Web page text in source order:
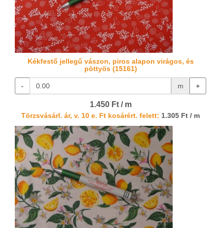
Kékfestő jellegű vászon, piros alapon virágos, és
pöttyös (15161)
- m +
1.450 Ft / m
Törzsvásárl. ár, v. 10 e. Ft kosárért. felett: 1.305 Ft / m